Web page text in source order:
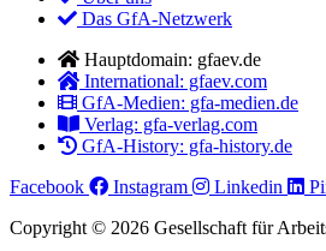
Das GfA-Netzwerk
Hauptdomain: gfaev.de
International: gfaev.com
GfA-Medien: gfa-medien.de
Verlag: gfa-verlag.com
GfA-History: gfa-history.de
Facebook
Instagram Linkedin
Copyright © 2026 Gesellschaft für